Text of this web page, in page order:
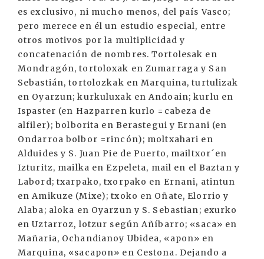
es exclusivo, ni mucho menos, del país Vasco;
pero merece en él un estudio especial, entre
otros motivos por la multiplicidad y
concatenación de nombres. Tortolesak en
Mondragón, tortoloxak en Zumarraga y San
Sebastián, tortolozkak en Marquina, turtulizak
en Oyarzun; kurkuluxak en Andoain; kurlu en
Ispaster (en Hazparren kurlo =cabeza de
alfiler); bolborita en Berastegui y Ernani (en
Ondarroa bolbor =rincón); moltxahari en
Alduides y S. Juan Pie de Puerto, mailtxor´en
Izturitz, mailka en Ezpeleta, mail en el Baztan y
Labord; txarpako, txorpako en Ernani, atintun
en Amikuze (Mixe); txoko en Oñate, Elorrio y
Alaba; aloka en Oyarzun y S. Sebastian; exurko
en Uztarroz, lotzur según Añíbarro; «saca» en
Mañaria, Ochandianoy Ubidea, «apon» en
Marquina, «sacapon» en Cestona. Dejando a